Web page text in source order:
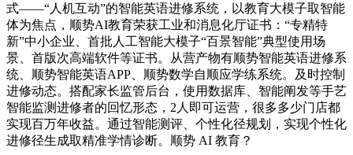
式——“人机互动”的智能英语进修系统，以教育大模子取智能
体为焦点，顺势AI教育荣获工业和消息化厅证书：“专精特
新”中小企业、首批人工智能大模子“百景智能”典型使用场
景、首版次高端软件等证书。从营产物有顺势智能英语进修系
统、顺势智能英语APP、顺势数学自顺应学练系统。及时控制
进修动态。搭配家长监管后台，使用数据库、智能阐发等手艺
智能监测进修者的回忆形态，2人即可运营，很多多少门店都
实现百万年收益。通过智能测评、个性化径规划，实现个性化
进修径生成取精准学情诊断。顺势 AI 教育？